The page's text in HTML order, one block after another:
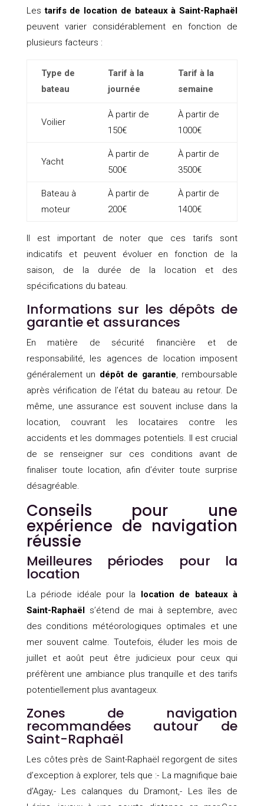
Lestarifs de location de bateaux à Saint-Raphaël
peuvent varier considérablement en fonction de
plusieurs facteurs :
Type de
bateau
Tarif à la
journée
Tarif à la
semaine
Voilier
À partir de
150€
À partir de
1000€
Yacht
À partir de
500€
À partir de
3500€
Bateau à
moteur
À partir de
200€
À partir de
1400€
Il est important de noter que ces tarifs sont
indicatifs et peuvent évoluer en fonction de la
saison, de la durée de la location et des
spécifications du bateau.
Informations sur les dépôts de
garantie et assurances
En matière de sécurité financière et de
responsabilité, les agences de location imposent
généralement un dépôt de garantie , remboursable
après vérification de l’état du bateau au retour. De
même, une assurance est souvent incluse dans la
location, couvrant les locataires contre les
accidents et les dommages potentiels. Il est crucial
de se renseigner sur ces conditions avant de
finaliser toute location, afin d’éviter toute surprise
désagréable.
Conseils pour une
expérience de navigation
réussie
Meilleures périodes pour la
location
La période idéale pour la location de bateaux à
Saint-Raphaëls’étend de mai à septembre, avec
des conditions météorologiques optimales et une
mer souvent calme. Toutefois, éluder les mois de
juillet et août peut être judicieux pour ceux qui
préfèrent une ambiance plus tranquille et des tarifs
potentiellement plus avantageux.
Zones de navigation
recommandées autour de
Saint-Raphaël
Les côtes près de Saint-Raphaël regorgent de sites
d’exception à explorer, tels que :- La magnifique baie
d’Agay,- Les calanques du Dramont,- Les îles de